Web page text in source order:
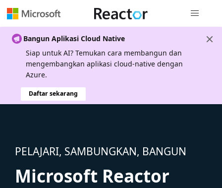
Bangun Aplikasi Cloud Native
Siap untuk AI? Temukan cara membangun dan
mengembangkan aplikasi cloud-native dengan
Azure.
Daftar sekarang
PELAJARI, SAMBUNGKAN, BANGUN
Microsoft Reactor